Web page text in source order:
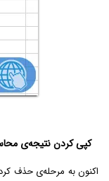
کپی کردن نتیجه‌ی